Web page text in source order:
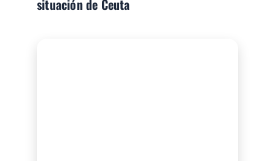
situación de Ceuta